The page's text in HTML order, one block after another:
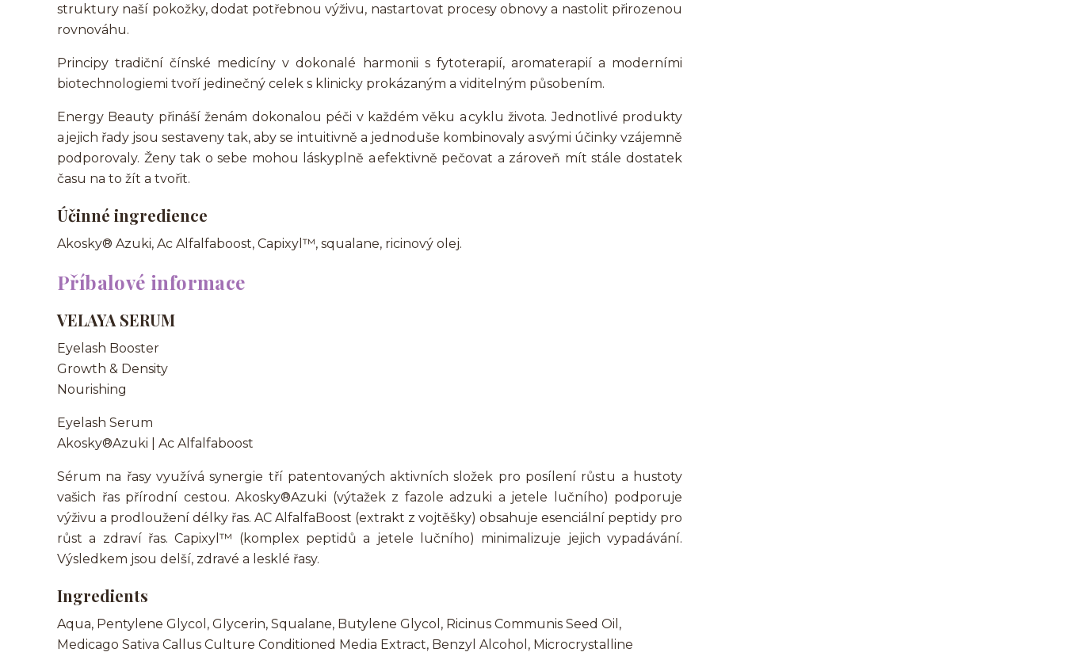
struktury naší pokožky, dodat potřebnou výživu, nastartovat procesy obnovy a nastolit přirozenou
rovnováhu.
Principy tradiční čínské medicíny v dokonalé harmonii s fytoterapií, aromaterapií a moderními
biotechnologiemi tvoří jedinečný celek s klinicky prokázaným a viditelným působením.
Energy Beauty přináší ženám dokonalou péči v každém věku a cyklu života. Jednotlivé produkty
a jejich řady jsou sestaveny tak, aby se intuitivně a jednoduše kombinovaly a svými účinky vzájemně
podporovaly. Ženy tak o sebe mohou láskyplně a efektivně pečovat a zároveň mít stále dostatek
času na to žít a tvořit.
Účinné ingredience
Akosky® Azuki, Ac Alfalfaboost, Capixyl™, squalane, ricinový olej.
Příbalové informace
VELAYA SERUM
Eyelash Booster
Growth & Density
Nourishing
Eyelash Serum
Akosky®Azuki | Ac Alfalfaboost
Sérum na řasy využívá synergie tří patentovaných aktivních složek pro posílení růstu a hustoty
vašich řas přírodní cestou. Akosky®Azuki (výtažek z fazole adzuki a jetele lučního) podporuje
výživu a prodloužení délky řas. AC AlfalfaBoost (extrakt z vojtěšky) obsahuje esenciální peptidy pro
růst a zdraví řas. Capixyl™ (komplex peptidů a jetele lučního) minimalizuje jejich vypadávání.
Výsledkem jsou delší, zdravé a lesklé řasy.
Ingredients
Aqua, Pentylene Glycol, Glycerin, Squalane, Butylene Glycol, Ricinus Communis Seed Oil,
Medicago Sativa Callus Culture Conditioned Media Extract, Benzyl Alcohol, Microcrystalline